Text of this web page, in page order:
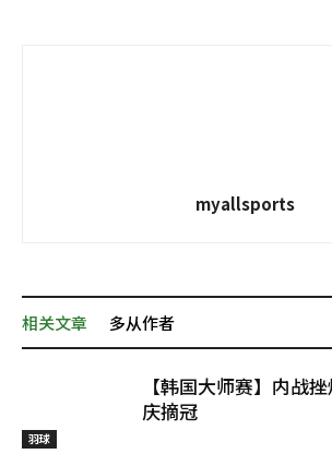
myallsports
相关文章 多从作者
羽球
【韩国大师赛】内战
庆摘冠